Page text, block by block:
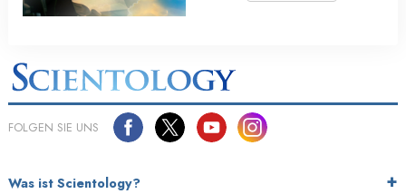
FOLGEN SIE UNS
Was ist Scientology?